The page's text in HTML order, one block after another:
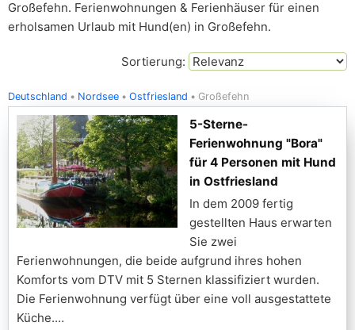
Großefehn. Ferienwohnungen & Ferienhäuser für einen
erholsamen Urlaub mit Hund(en) in Großefehn.
Sortierung:
Deutschland Nordsee Ostfriesland Großefehn
5-Sterne-
Ferienwohnung "Bora"
für 4 Personen mit Hund
in Ostfriesland
In dem 2009 fertig
gestellten Haus erwarten
Sie zwei
Ferienwohnungen, die beide aufgrund ihres hohen
Komforts vom DTV mit 5 Sternen klassifiziert wurden.
Die Ferienwohnung verfügt über eine voll ausgestattete
Küche.